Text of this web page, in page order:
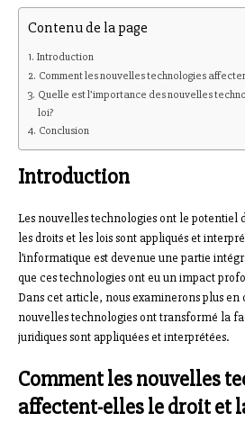
Contenu de la page
Introduction
Comment les nouvelles technologies
Quelle est l’importance des nouvelles
loi?
Conclusion
Introduction
Les nouvelles technologies ont le
les droits et les lois sont appliqués et
l’informatique est devenue une partie
que ces technologies ont eu un impact
Dans cet article, nous examinerons plus
nouvelles technologies ont transformé la
juridiques sont appliquées et interprétées.
Comment les nouvelles
affectent-elles le droit et